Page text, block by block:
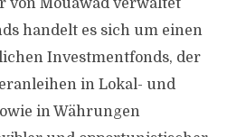
von Mouawad verwaltet
handelt es sich um einen
Investmentfonds, der
in Lokal- und
in Währungen